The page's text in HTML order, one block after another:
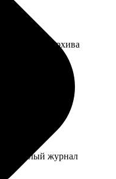
но для архива
целый журнал